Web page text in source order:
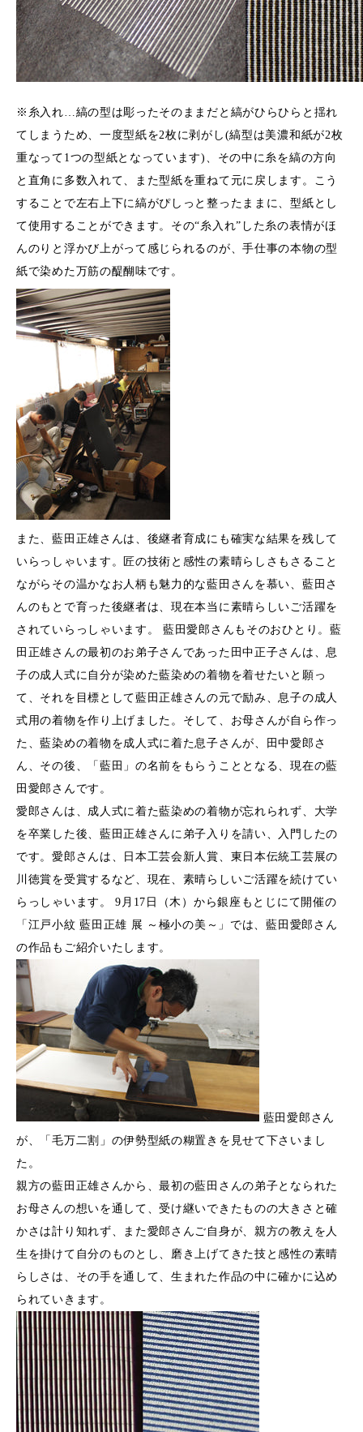
※糸入れ…縞の型は彫ったそのままだと縞がひらひらと揺れ
てしまうため、一度型紙を2枚に剥がし(縞型は美濃和紙が2枚
重なって1つの型紙となっています)、その中に糸を縞の方向
と直角に多数入れて、また型紙を重ねて元に戻します。こう
することで左右上下に縞がぴしっと整ったままに、型紙とし
て使用することができます。その“糸入れ”した糸の表情がほ
んのりと浮かび上がって感じられるのが、手仕事の本物の型
紙で染めた万筋の醍醐味です。
また、藍田正雄さんは、後継者育成にも確実な結果を残して
いらっしゃいます。匠の技術と感性の素晴らしさもさること
ながらその温かなお人柄も魅力的な藍田さんを慕い、藍田さ
んのもとで育った後継者は、現在本当に素晴らしいご活躍を
されていらっしゃいます。 藍田愛郎さんもそのおひとり。藍
田正雄さんの最初のお弟子さんであった田中正子さんは、息
子の成人式に自分が染めた藍染めの着物を着せたいと願っ
て、それを目標として藍田正雄さんの元で励み、息子の成人
式用の着物を作り上げました。そして、お母さんが自ら作っ
た、藍染めの着物を成人式に着た息子さんが、田中愛郎さ
ん、その後、「藍田」の名前をもらうこととなる、現在の藍
田愛郎さんです。
愛郎さんは、成人式に着た藍染めの着物が忘れられず、大学
を卒業した後、藍田正雄さんに弟子入りを請い、入門したの
です。愛郎さんは、日本工芸会新人賞、東日本伝統工芸展の
川徳賞を受賞するなど、現在、素晴らしいご活躍を続けてい
らっしゃいます。 9月17日（木）から銀座もとじにて開催の
「江戸小紋 藍田正雄 展 ～極小の美～」では、藍田愛郎さん
の作品もご紹介いたします。
藍田愛郎さん
が、「毛万二割」の伊勢型紙の糊置きを見せて下さいまし
た。
親方の藍田正雄さんから、最初の藍田さんの弟子となられた
お母さんの想いを通して、受け継いできたものの大きさと確
かさは計り知れず、また愛郎さんご自身が、親方の教えを人
生を掛けて自分のものとし、磨き上げてきた技と感性の素晴
らしさは、その手を通して、生まれた作品の中に確かに込め
られていきます。